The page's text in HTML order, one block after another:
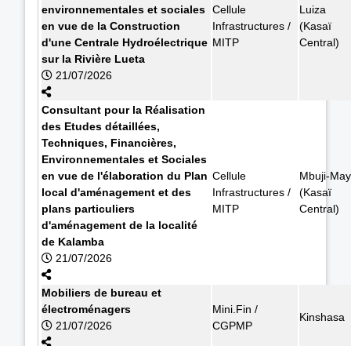
environnementales et sociales
en vue de la Construction
d'une Centrale Hydroélectrique
sur la Rivière Lueta
21/07/2026
Cellule
Infrastructures /
MITP
Luiza
(Kasaï
Central)
Consultant pour la Réalisation
des Etudes détaillées,
Techniques, Financières,
Environnementales et Sociales
en vue de l'élaboration du Plan
local d'aménagement et des
plans particuliers
d'aménagement de la localité
de Kalamba
21/07/2026
Cellule
Infrastructures /
MITP
Mbuji-
(Kasaï
Central)
Mobiliers de bureau et
électroménagers
21/07/2026
Mini.Fin /
CGPMP
Kinshasa